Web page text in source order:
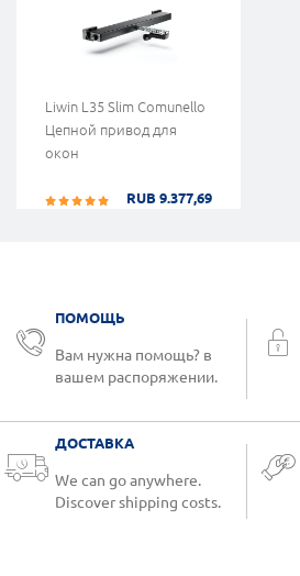
Liwin L35 Slim Comunello
Цепной привод для
окон
RUB 9.377,69
ПОМОЩЬ
Вам нужна помощь? в
вашем распоряжении.
ДОСТАВКА
We can go anywhere.
Discover shipping costs.